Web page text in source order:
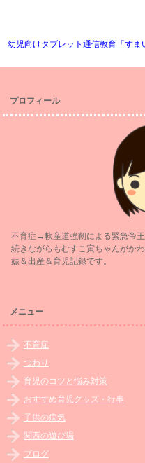
幼児向けタブレット通信教育「すま
プロフィール
不育症→軟産道強靭による緊急帝
続きながらもむすこ寅ちゃんがか
娠＆出産＆育児記録です。
メニュー
不育症
つわり
育児のコツと悩み対策
おすすめ育児グッズ・行事
子供の病気
関西の遊び場
ブログ